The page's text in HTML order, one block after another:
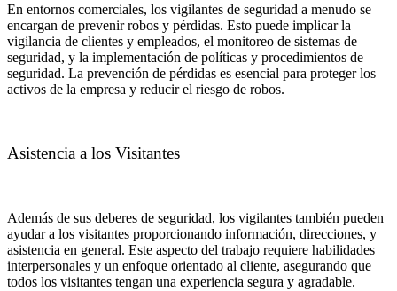
En entornos comerciales, los vigilantes de seguridad a menudo se
encargan de prevenir robos y pérdidas. Esto puede implicar la
vigilancia de clientes y empleados, el monitoreo de sistemas de
seguridad, y la implementación de políticas y procedimientos de
seguridad. La prevención de pérdidas es esencial para proteger los
activos de la empresa y reducir el riesgo de robos.
Asistencia a los Visitantes
Además de sus deberes de seguridad, los vigilantes también pueden
ayudar a los visitantes proporcionando información, direcciones, y
asistencia en general. Este aspecto del trabajo requiere habilidades
interpersonales y un enfoque orientado al cliente, asegurando que
todos los visitantes tengan una experiencia segura y agradable.